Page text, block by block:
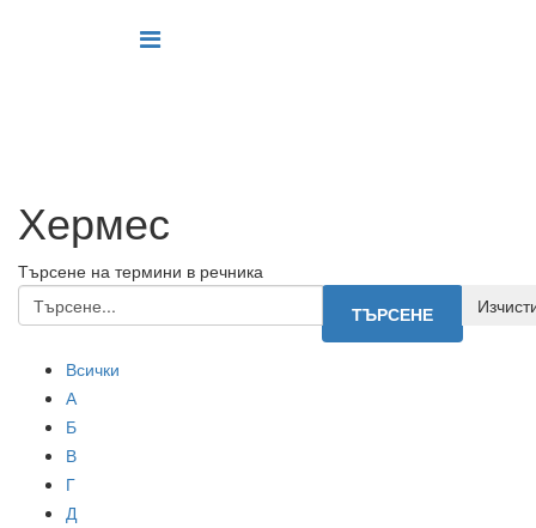
Хермес
Търсене на термини в речника
Всички
А
Б
В
Г
Д